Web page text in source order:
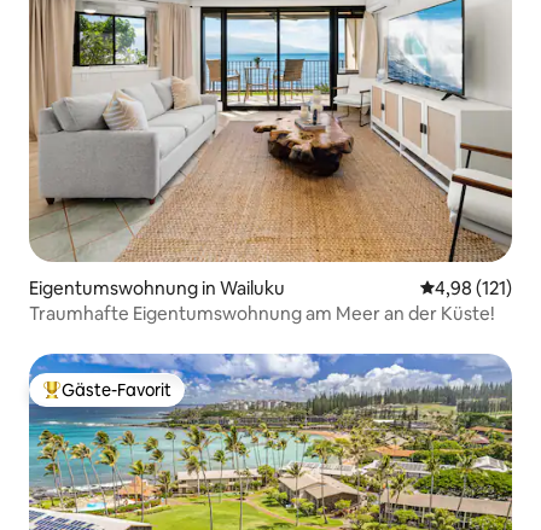
Eigentumswohnung in Wailuku
4,98 (121)
Traumhafte Eigentumswohnung am Meer an der Küste!
Beliebter Gäste-Favorit.
Gäste-Favorit